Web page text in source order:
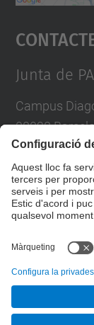
Junta de
Campus
08028
E-mail :
Formulari de
Junta